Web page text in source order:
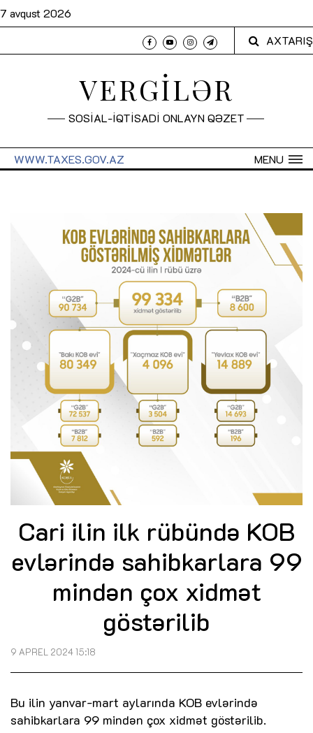
7 avqust 2026
AXTARIŞ
VERGİLƏR
SOSİAL-İQTİSADİ ONLAYN QƏZET
MENU
WWW.TAXES.GOV.AZ
Cari ilin ilk rübündə KOB
evlərində sahibkarlara 99
mindən çox xidmət
göstərilib
9 APREL 2024 15:18
Bu ilin yanvar-mart aylarında KOB evlərində
sahibkarlara 99 mindən çox xidmət göstərilib.